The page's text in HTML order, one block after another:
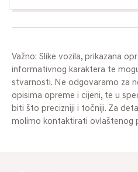
Važno: Slike vozila, prikazana
informativnog karaktera te
stvarnosti. Ne odgovaramo za
opisima opreme i cijeni, te u
biti što precizniji i točniji. Za
molimo kontaktirati ovlaštenog